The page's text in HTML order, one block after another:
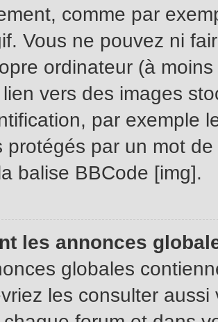
comme par
Vous ne pouvez ni
ordinateur (à
vers des images
par exemple
protégés par un mot
balise BBCode [img].
les annonces
globales
les consulter